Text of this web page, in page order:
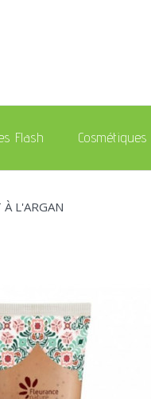
Flash Cosmétiques
L'ARGAN